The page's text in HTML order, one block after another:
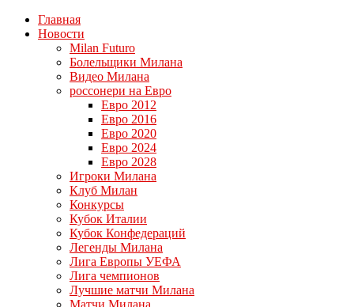
Главная
Новости
Milan Futuro
Болельщики Милана
Видео Милана
россонери на Евро
Евро 2012
Евро 2016
Евро 2020
Евро 2024
Евро 2028
Игроки Милана
Клуб Милан
Конкурсы
Кубок Италии
Кубок Конфедераций
Легенды Милана
Лига Европы УЕФА
Лига чемпионов
Лучшие матчи Милана
Матчи Милана